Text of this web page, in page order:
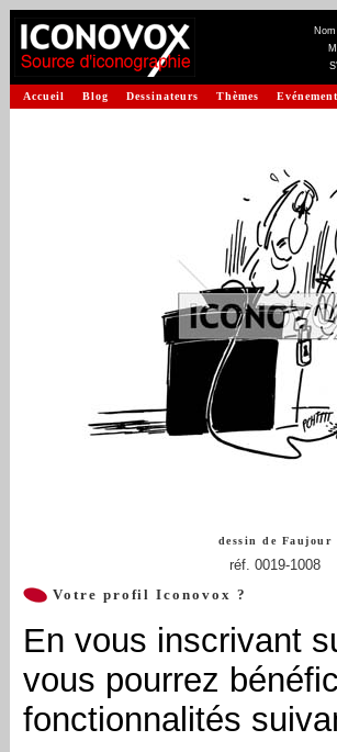
Accueil Blog Dessinateurs Thèmes
dessin de Faujour
réf. 0019-1008
Votre profil Iconovox ?
En vous inscrivant
vous pourrez
fonctionnalités